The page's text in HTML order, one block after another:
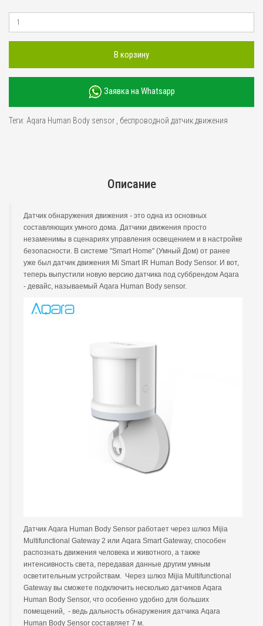
В корзину
Заявка на Whatsapp
Теги: Aqara Human Body sensor беспроводной датчик движения
Описание
Датчик обнаружения движения - это одна из основных
составляющих умного дома. Датчики движения просто
незаменимы в сценариях управления освещением и в настройке
безопасности. В системе "Smart Home" (Умный Дом) от ранее
уже был датчик движения Mi Smart IR Human Body Sensor. И вот,
теперь выпустили новую версию датчика под суббрендом Aqara
- девайс, называемый Aqara Human Body sensor.
Датчик Aqara Human Body Sensor работает через шлюз Mijia
Multifunctional Gateway 2 или Aqara Smart Gateway, способен
распознать движения человека и животного, а также
интенсивность света, передавая данные другим умным
осветительным устройствам. Через шлюз Mijia Multifunctional
Gateway вы сможете подключить несколько датчиков Aqara
Human Body Sensor, что особенно удобно для больших
помещений, - ведь дальность обнаружения датчика Aqara
Human Body Sensor составляет 7 м.